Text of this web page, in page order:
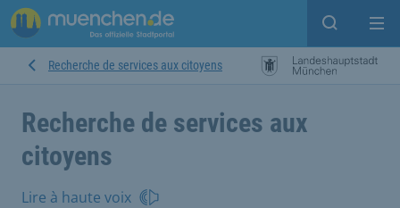
Open
Recherche de services aux citoyens
Recherche de services aux
citoyens
Lire à haute voix